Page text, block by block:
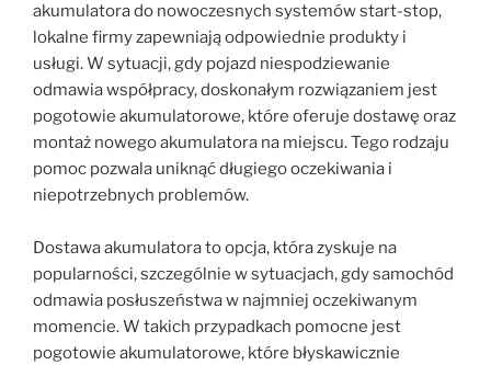
akumulatora do nowoczesnych systemów start-stop,
lokalne firmy zapewniają odpowiednie produkty i
usługi. W sytuacji, gdy pojazd niespodziewanie
odmawia współpracy, doskonałym rozwiązaniem jest
pogotowie akumulatorowe, które oferuje dostawę oraz
montaż nowego akumulatora na miejscu. Tego rodzaju
pomoc pozwala uniknąć długiego oczekiwania i
niepotrzebnych problemów.
Dostawa akumulatora to opcja, która zyskuje na
popularności, szczególnie w sytuacjach, gdy samochód
odmawia posłuszeństwa w najmniej oczekiwanym
momencie. W takich przypadkach pomocne jest
pogotowie akumulatorowe, które błyskawicznie